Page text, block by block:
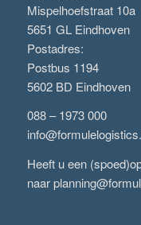
Mispelhoefstraat 10a
5651 GL Eindhoven
Postadres:
Postbus 1194
5602 BD Eindhoven
088 – 1973 000
Heeft u een
naar